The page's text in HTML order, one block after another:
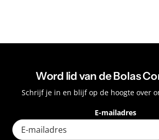
Word lid van de Bolas
Schrijf je in en blijf op de hoogte over
E-mailadres